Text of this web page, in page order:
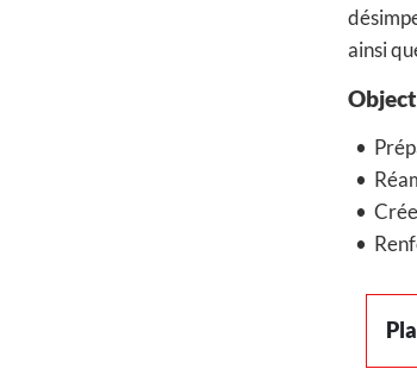
ainsi
•
•
•
•